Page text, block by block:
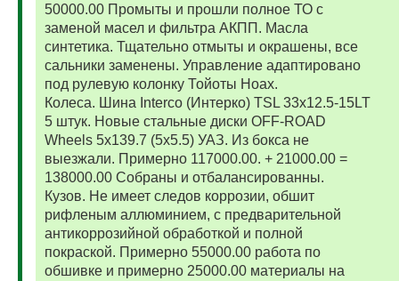
50000.00 Промыты и прошли полное ТО с
заменой масел и фильтра АКПП. Масла
синтетика. Тщательно отмыты и окрашены, все
сальники заменены. Управление адаптировано
под рулевую колонку Тойоты Ноах.
Колеса. Шина Interco (Интерко) TSL 33x12.5-15LT
5 штук. Новые стальные диски OFF-ROAD
Wheels 5x139.7 (5x5.5) УАЗ. Из бокса не
выезжали. Примерно 117000.00. + 21000.00 =
138000.00 Собраны и отбалансированны.
Кузов. Не имеет следов коррозии, обшит
рифленым аллюминием, с предварительной
антикоррозийной обработкой и полной
покраской. Примерно 55000.00 работа по
обшивке и примерно 25000.00 материалы на